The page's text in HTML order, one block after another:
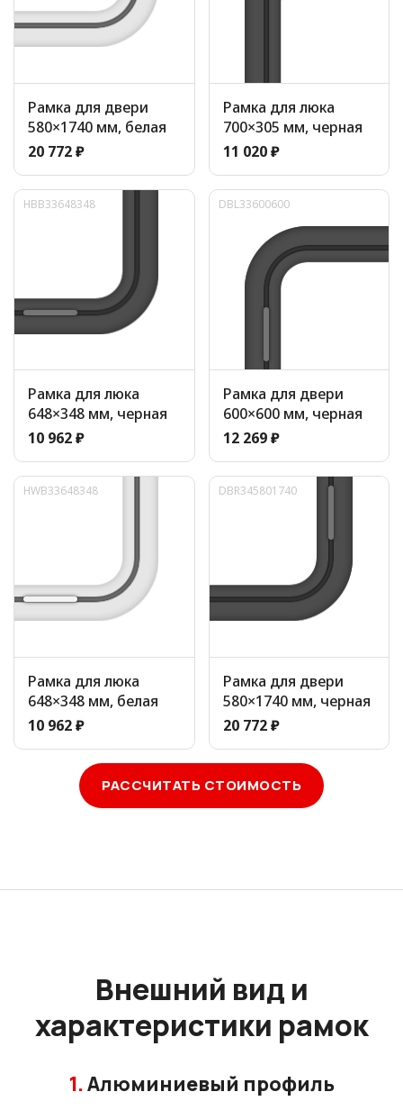
Рамка для двери
580×1740 мм, белая
20 772 ₽
Рамка для люка
700×305 мм, черная
11 020 ₽
HBB33648348
Рамка для люка
648×348 мм, черная
10 962 ₽
DBL33600600
Рамка для двери
600×600 мм, черная
12 269 ₽
HWB33648348
Рамка для люка
648×348 мм, белая
10 962 ₽
DBR345801740
Рамка для двери
580×1740 мм, черная
20 772 ₽
РАССЧИТАТЬ СТОИМОСТЬ
Внешний вид и
характеристики рамок
1.Алюминиевый профиль